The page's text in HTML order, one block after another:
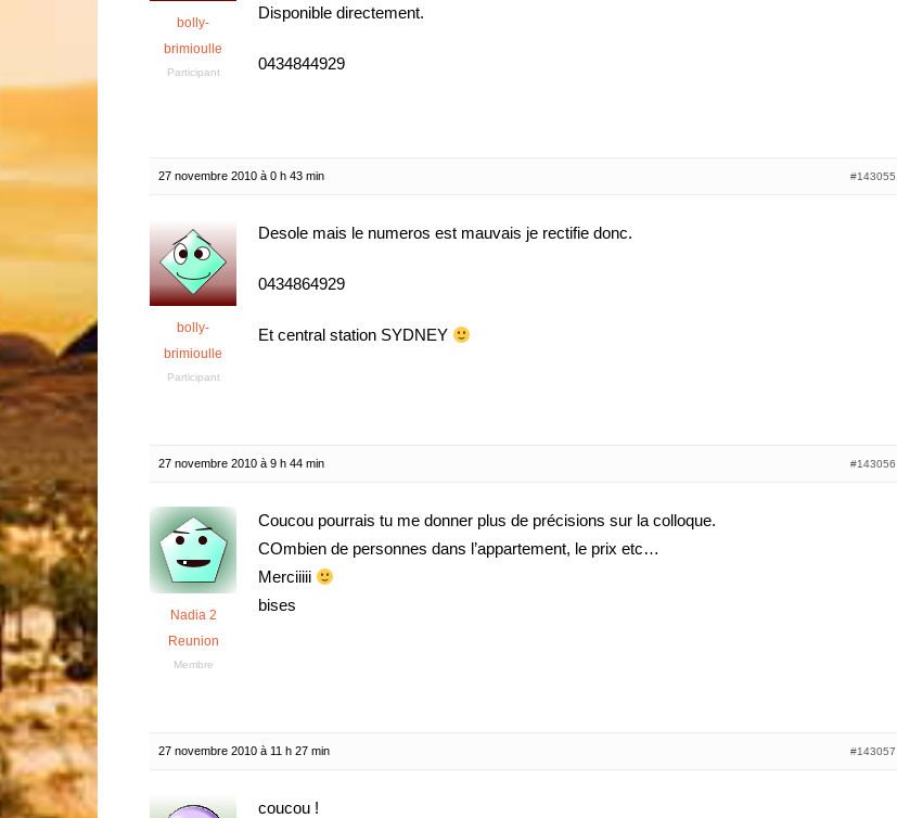
bolly-
brimioulle
Participant
Disponible directement.
0434844929
27 novembre 2010 à 0 h 43 min #143055
bolly-
brimioulle
Participant
Desole mais le numeros est mauvais je rectifie donc.
0434864929
Et central station SYDNEY
27 novembre 2010 à 9 h 44 min #143056
Nadia 2
Reunion
Membre
Coucou pourrais tu me donner plus de précisions sur la colloque.
COmbien de personnes dans l’appartement, le prix etc…
Merciiiii
bises
27 novembre 2010 à 11 h 27 min #143057
coucou !